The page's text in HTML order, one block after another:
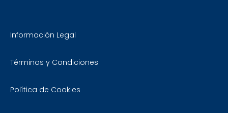
Información Legal
Términos y Condiciones
Política de Cookies